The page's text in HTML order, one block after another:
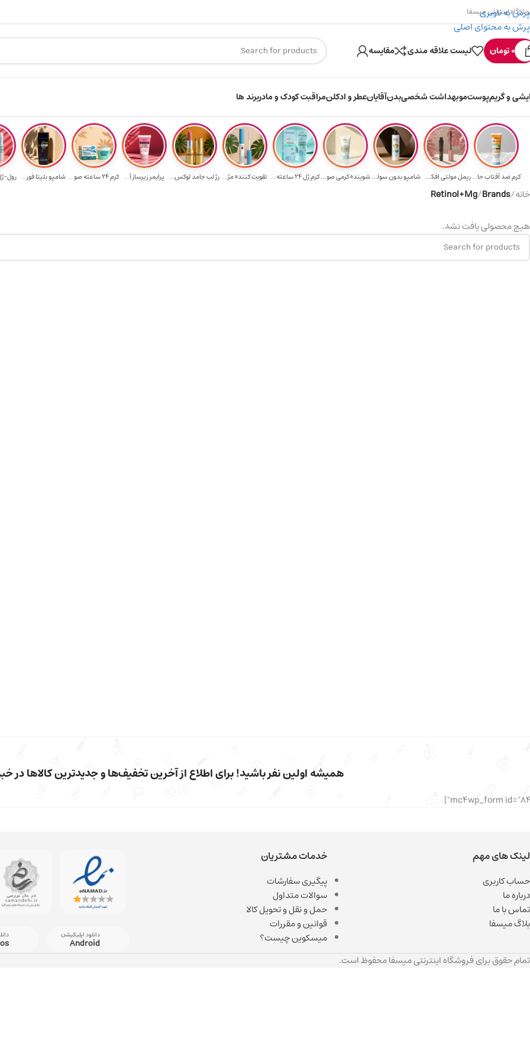
پرش به ناوبری
پرش به محتوای اصلی
هدیه برای خرید های بالای ۵ ارسال رایگان برای خرید ۳.۵ میلیون به یالا ۳۰۰ میسکوین (۳۰ هزار تومن) هدیه خرید اول
اینترنتی میسفا
0تومان لیست علاقه مندی مقایسه
و گریمپوستموبهداشت شخصیبدنآقایانعطر و ادکلنمراقبت کودک و مادربرند ها
کرم ضد آفتاب حا... ریمل مولتی افکت... شامپو بدون سولف... شوینده کرمی صور...کرم ژل ۲۴ ساعته... تقویت‌ کننده مژ... رژ لب جامد لوکس... پرایمر زیرساز آ... کرم 24 ساعته صو... شامپو بلیتا فور... رول-
خانه/
Brands
/
Retinol+Mg
هیچ محصولی یافت نشد.
همیشه اولین نفر باشید! برای اطلاع از آخرین تخفیف‌ها و جدیدترین کالاها در
لینک های مهم
حساب کاربری
درباره ما
تماس با ما
بلاگ میسفا
خدمات مشتریان
پیگیری سفارشات
سوالات متداول
حمل و نقل و تحویل کالا
قوانین و مقررات
میسکوین چیست؟
دانلود اپلیکیشن
Android
تمام حقوق برای فروشگاه اینترنتی میسفا محفوظ است.